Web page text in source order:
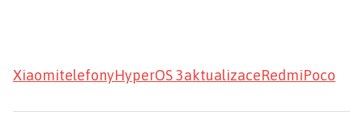
XiaomitelefonyHyperOS 3aktualizaceRedmiPoco